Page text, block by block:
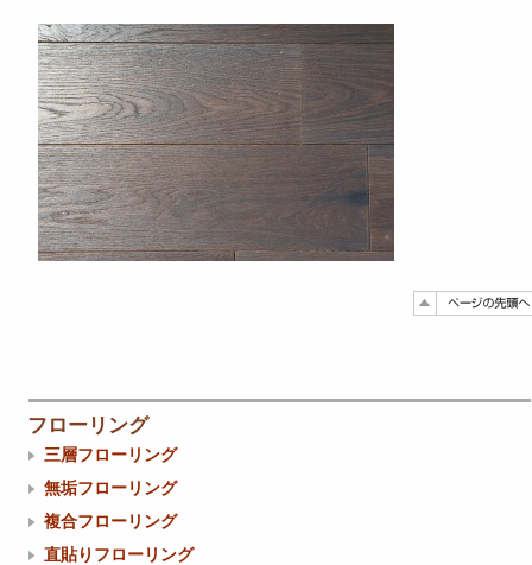
フローリング
三層フローリング
無垢フローリング
複合フローリング
直貼りフローリング